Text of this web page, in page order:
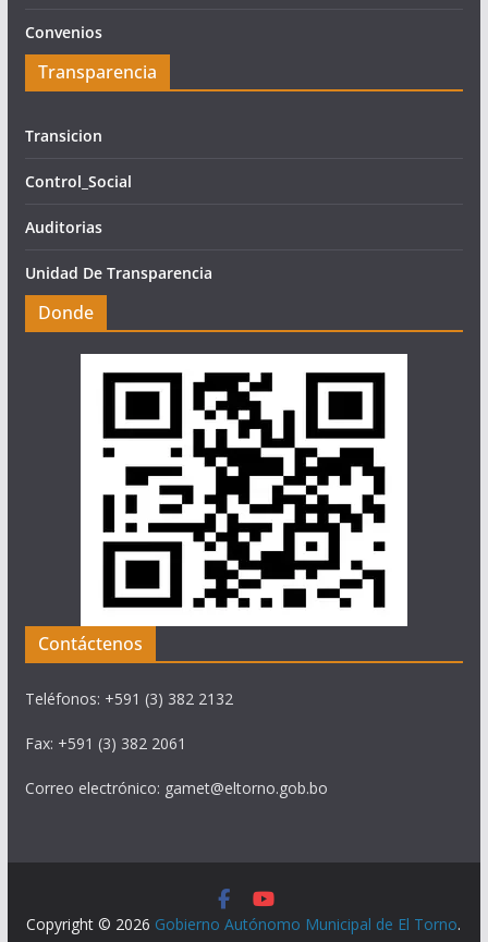
Convenios
Transparencia
Transicion
Control_Social
Auditorias
Unidad De Transparencia
Donde
Contáctenos
Teléfonos: +591 (3) 382 2132
Fax: +591 (3) 382 2061
Correo electrónico: gamet@eltorno.gob.bo
Copyright © 2026 Gobierno Autónomo Municipal de El Torno.